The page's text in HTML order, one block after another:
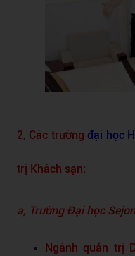
2, Các trường đại học
trị Khách sạn:
a, Trường Đại học
Ngành quản trị